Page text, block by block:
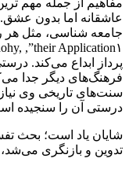
مفاهیم از جمله مهم
پرداز ابداع می‌کند.
سنت‌‌‌های تاریخی‌ وی‌
درستی آن را سنجیده
تدوین و بازنگری